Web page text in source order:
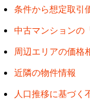
条件から想定取引
中古マンションの
周辺エリアの価格
近隣の物件情報
人口推移に基づく